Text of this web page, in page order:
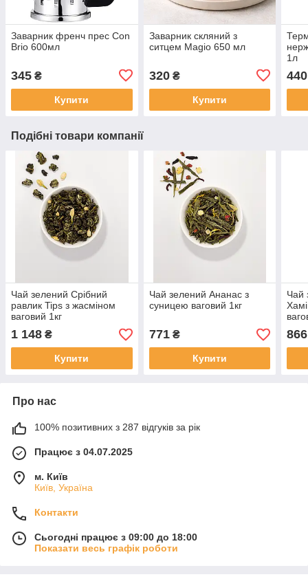
Заварник френч прес Con
Brio 600мл
345 ₴
Купити
Заварник скляний з
ситцем Magio 650 мл
320₴
Купити
1л
440
Подібні товари компанії
Чай зелений Срібний
равлик Tips з жасміном
ваговий 1кг
1 148 ₴
Купити
Чай зелений Ананас з
суницею ваговий 1кг
771₴
Купити
Чай
866
Про нас
100% позитивних з 287 відгуків за рік
Працює з 04.07.2025
м. Київ
Київ, Україна
Контакти
Сьогодні працює з 09:00 до 18:00
Показати весь графік роботи